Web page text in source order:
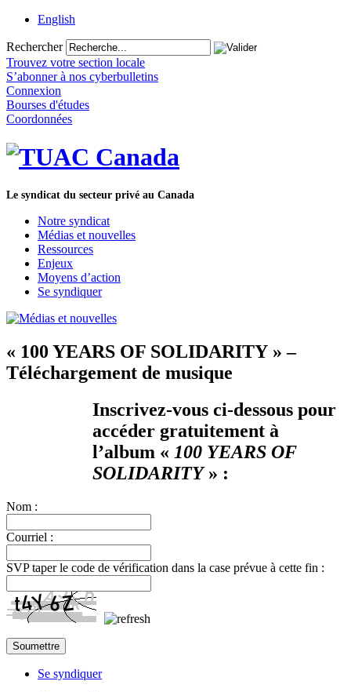
English
Rechercher
Trouvez votre section locale
S’abonner à nos cyberbulletins
Connexion
Bourses d'études
Coordonnées
Le syndicat du secteur privé au Canada
Notre syndicat
Médias et nouvelles
Ressources
Enjeux
Moyens d’action
Se syndiquer
« 100 YEARS OF SOLIDARITY » –
Téléchargement de musique
Inscrivez-vous ci-dessous pour
accéder gratuitement à
l’album « 100 YEARS OF
SOLIDARITY» :
Nom :
Courriel :
SVP taper le code de vérification dans la case prévue à cette fin :
Se syndiquer